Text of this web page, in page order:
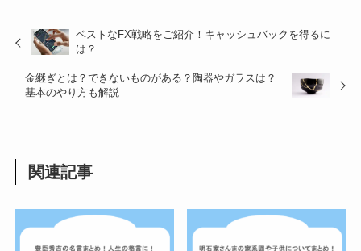
ベストなFX戦略をご紹介！キャッシュバックを得るに
は？
金継ぎとは？できないものがある？陶器やガラスは？
基本のやり方も解説
関連記事